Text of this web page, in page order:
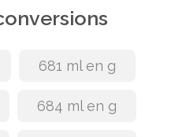
681 ml en g
684 ml en g